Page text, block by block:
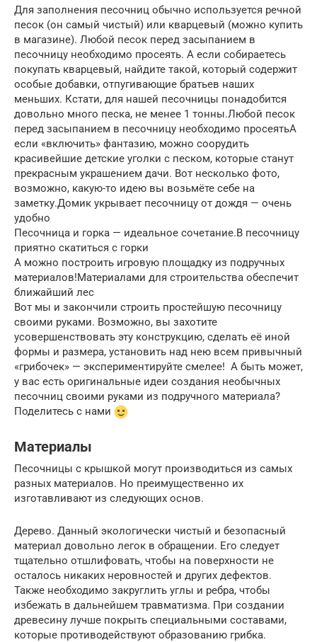
Для заполнения песочниц обычно используется речной
песок (он самый чистый) или кварцевый (можно купить
в магазине). Любой песок перед засыпанием в
песочницу необходимо просеять. А если собираетесь
покупать кварцевый, найдите такой, который содержит
особые добавки, отпугивающие братьев наших
меньших. Кстати, для нашей песочницы понадобится
довольно много песка, не менее 1 тонны.Любой песок
перед засыпанием в песочницу необходимо просеятьА
если «включить» фантазию, можно соорудить
красивейшие детские уголки с песком, которые станут
прекрасным украшением дачи. Вот несколько фото,
возможно, какую-то идею вы возьмёте себе на
заметку.Домик укрывает песочницу от дождя — очень
удобно
Песочница и горка — идеальное сочетание.В песочницу
приятно скатиться с горки
А можно построить игровую площадку из подручных
материалов!Материалами для строительства обеспечит
ближайший лес
Вот мы и закончили строить простейшую песочницу
своими руками. Возможно, вы захотите
усовершенствовать эту конструкцию, сделать её иной
формы и размера, установить над нею всем привычный
«грибочек» — экспериментируйте смелее! А быть может,
у вас есть оригинальные идеи создания необычных
песочниц своими руками из подручного материала?
Поделитесь с нами
Материалы
Песочницы с крышкой могут производиться из самых
разных материалов. Но преимущественно их
изготавливают из следующих основ.
Дерево. Данный экологически чистый и безопасный
материал довольно легок в обращении. Его следует
тщательно отшлифовать, чтобы на поверхности не
осталось никаких неровностей и других дефектов.
Также необходимо закруглить углы и ребра, чтобы
избежать в дальнейшем травматизма. При создании
древесину лучше покрыть специальными составами,
которые противодействуют образованию грибка.